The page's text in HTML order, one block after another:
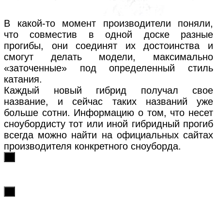
В какой-то момент производители поняли,
что совместив в одной доске разные
прогибы, они соединят их достоинства и
смогут делать модели, максимально
«заточенные» под определенный стиль
катания.
Каждый новый гибрид получал свое
название, и сейчас таких названий уже
больше сотни. Информацию о том, что несет
сноубордисту тот или иной гибридный прогиб
всегда можно найти на официальных сайтах
производителя конкретного сноуборда.